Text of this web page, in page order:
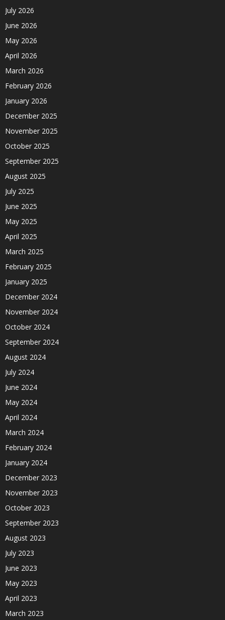
July 2026
June 2026
May 2026
April 2026
March 2026
February 2026
January 2026
December 2025
November 2025
October 2025
September 2025
August 2025
July 2025
June 2025
May 2025
April 2025
March 2025
February 2025
January 2025
December 2024
November 2024
October 2024
September 2024
August 2024
July 2024
June 2024
May 2024
April 2024
March 2024
February 2024
January 2024
December 2023
November 2023
October 2023
September 2023
August 2023
July 2023
June 2023
May 2023
April 2023
March 2023